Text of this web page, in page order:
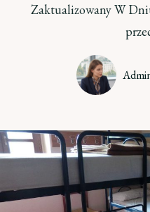
Zaktualizowany W